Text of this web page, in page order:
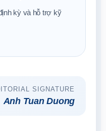
kỳ và hỗ trợ kỹ
SIGNATURE
Anh Tuan Duong